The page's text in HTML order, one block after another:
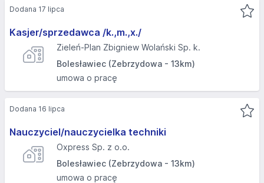
Kasjer/sprzedawca /k.,m.,x./
Zieleń-Plan Zbigniew Wolański Sp. k.
Bolesławiec (Zebrzydowa - 13km)
umowa o pracę
Dodana 17 lipca
Nauczyciel/nauczycielka techniki
Oxpress Sp. z o.o.
Bolesławiec (Zebrzydowa - 13km)
umowa o pracę
Dodana 16 lipca